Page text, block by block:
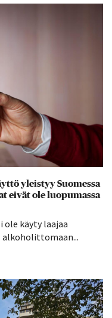
yleistyy Suomessa
eivät ole luopumassa
ole käyty laajaa
alkoholittomaan...